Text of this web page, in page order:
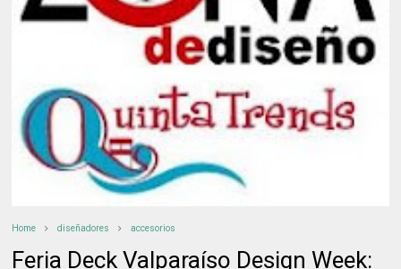
Home diseñadores accesorios
Feria Deck Valparaíso Design Week: